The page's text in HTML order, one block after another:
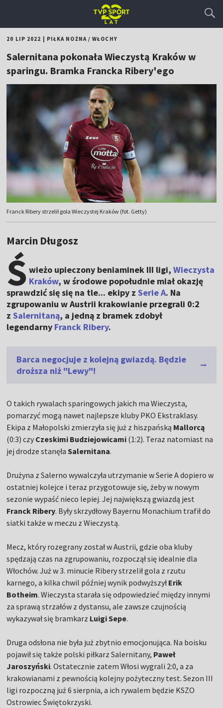
20 LIP 2022 PIŁKA NOŻNA/WŁOCHY
Salernitana pokonała Wieczystą Kraków w
sparingu. Bramka Francka Ribery'ego
Franck Ribery strzelił gola Wieczystej Kraków (fot. Getty)
Marcin Długosz
Ś wieżo upieczony beniaminek III ligi,Wieczysta
Kraków, w środowe popołudnie miał okazję
sprawdzić się się na tle... ekipy zSerie A. Na
zgrupowaniu w Austrii krakowianie przegrali 0:2
zSalernitaną, a jedną z bramek zdobył
legendarny Franck Ribery.
Barca negocjuje z kolejną gwiazdą. Będzie
droższa niż "Lewy"!
O takich rywalach sparingowych jakich ma Wieczysta,
pomarzyć mogą nawet najlepsze kluby PKO Ekstraklasy.
Ekipa z Małopolski zmierzyła się już z hiszpańską Mallorcą
(0:3) czy Czeskimi Budziejowicami (1:2). Teraz natomiast na
jej drodze stanęłaSalernitana.
Drużyna z Salerno wywalczyła utrzymanie w Serie A dopiero w
ostatniej kolejce i teraz przygotowuje się, żeby w nowym
sezonie wypaść nieco lepiej. Jej największą gwiazdą jest
Franck Ribery. Były skrzydłowy Bayernu Monachium trafił do
siatki także w meczu z Wieczystą.
Mecz, który rozegrany został w Austrii, gdzie oba kluby
spędzają czas na zgrupowaniu, rozpoczął się idealnie dla
Włochów. Już w 3. minucie Ribery strzelił gola z rzutu
karnego, a kilka chwil później wynik podwyższyłErik
Botheim. Wieczysta starała się odpowiedzieć między innymi
za sprawą strzałów z dystansu, ale zawsze czujnością
wykazywał się bramkarz Luigi Sepe.
Druga odsłona nie była już zbytnio emocjonująca. Na boisku
pojawił się także polski piłkarz Salernitany, Paweł
Jaroszyński. Ostatecznie zatem Włosi wygrali 2:0, a za
krakowianami z pewnością kolejny pożyteczny test. Sezon III
ligi rozpoczną już 6 sierpnia, a ich rywalem będzie KSZO
Ostrowiec Świętokrzyski.